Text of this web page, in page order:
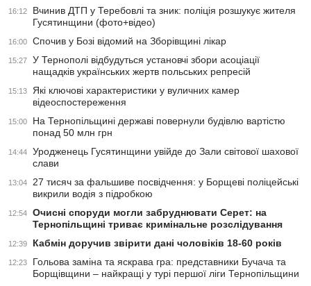
16:12
Вчинив ДТП у Теребовлі та зник: поліція розшукує жителя
Гусятинщини (фото+відео)
16:00 Спочив у Бозі відомий на Зборівщині лікар
15:27
У Тернополі відбудуться установчі збори асоціації
нащадків українських жертв польських репресій
15:13
Які ключові характеристики у вуличних камер
відеоспостереження
15:00
На Тернопільщині державі повернули будівлю вартістю
понад 50 млн грн
14:44
Уродженець Гусятинщини увійде до Зали світової шахової
слави
13:04
27 тисяч за фальшиве посвідчення: у Борщеві поліцейські
викрили водія з підробкою
12:54
Очисні споруди могли забруднювати Серет: на
Тернопільщині триває кримінальне розслідування
12:39 Кабмін доручив звірити дані чоловіків 18-60 років
12:23
Гольова заміна та яскрава гра: представники Бучача та
Борщівщини – найкращі у турі першої ліги Тернопільщини